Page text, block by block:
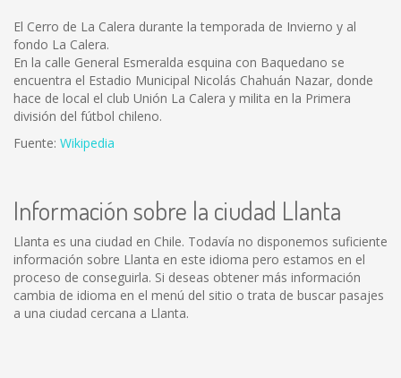
El Cerro de La Calera durante la temporada de Invierno y al
fondo La Calera.
En la calle General Esmeralda esquina con Baquedano se
encuentra el Estadio Municipal Nicolás Chahuán Nazar, donde
hace de local el club Unión La Calera y milita en la Primera
división del fútbol chileno.
Fuente: Wikipedia
Información sobre la ciudad Llanta
Llanta es una ciudad en Chile. Todavía no disponemos suficiente
información sobre Llanta en este idioma pero estamos en el
proceso de conseguirla. Si deseas obtener más información
cambia de idioma en el menú del sitio o trata de buscar pasajes
a una ciudad cercana a Llanta.